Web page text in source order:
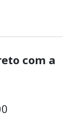
com a